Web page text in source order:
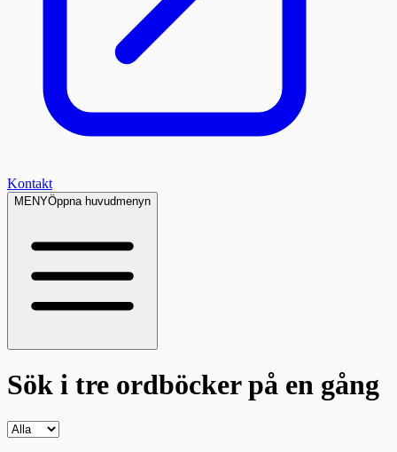
Kontakt
MENYÖppna huvudmenyn
Sök i tre ordböckerpå en gång